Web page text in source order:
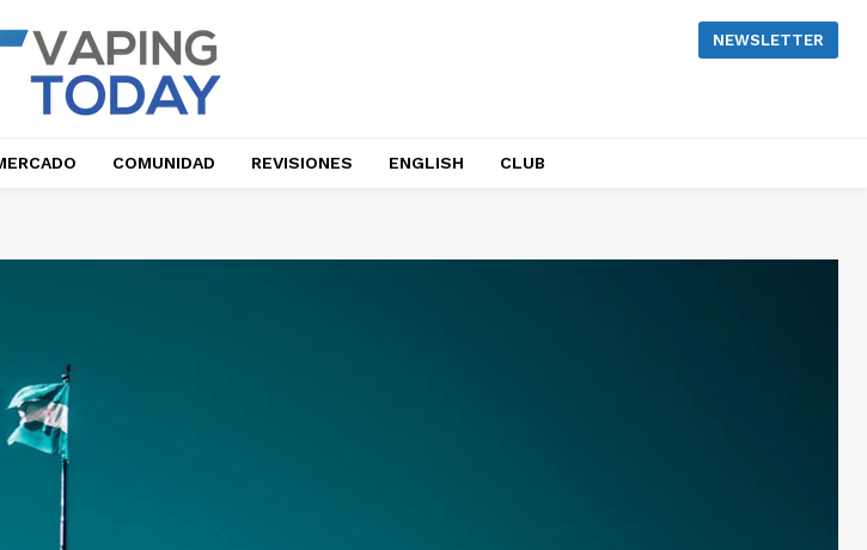
NEWSLETTER
COMUNIDAD REVISIONES ENGLISH CLUB